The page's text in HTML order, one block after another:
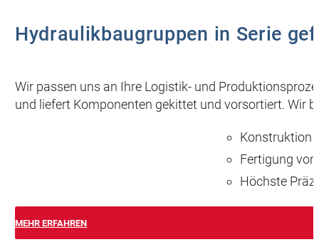
Hydraulikbaugruppen in Serie
Wir passen uns an Ihre Logistik- und
und liefert Komponenten gekittet und vorsortiert. Wir
Konstruktion
Fertigung
Höchste
MEHR ERFAHREN